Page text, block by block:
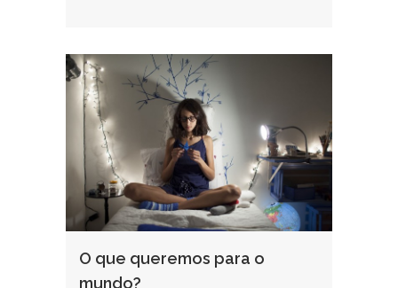
O que queremos para o
mundo?